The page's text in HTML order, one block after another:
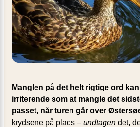
Manglen på det helt rigtige ord
irriterende som at mangle det
passet, når turen går over
krydsene på plads – undtagen det,